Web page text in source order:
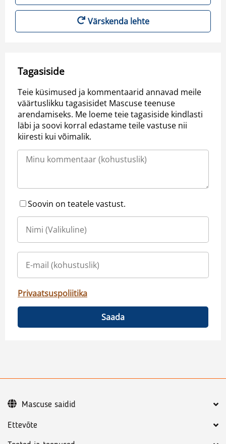
Värskenda lehte
Tagasiside
Teie küsimused ja kommentaarid annavad meile
väärtuslikku tagasisidet Mascuse teenuse
arendamiseks. Me loeme teie tagasiside kindlasti
läbi ja soovi korral edastame teile vastuse nii
kiiresti kui võimalik.
Soovin on teatele vastust.
Privaatsuspoliitika
Saada
Ettevõte
Mascuse saidid